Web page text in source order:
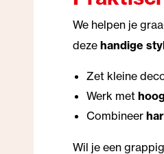
We helpen je
dezehandige
Zet kleine
Werk met
Combineer
Wil je een